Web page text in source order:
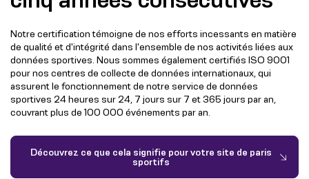
Notre certification témoigne de nos efforts incessants en matière
de qualité et d'intégrité dans l'ensemble de nos activités liées aux
données sportives. Nous sommes également certifiés ISO 9001
pour nos centres de collecte de données internationaux, qui
assurent le fonctionnement de notre service de données
sportives 24 heures sur 24, 7 jours sur 7 et 365 jours par an,
couvrant plus de 100 000 événements par an.
Découvrez ce que cela signifie pour votre site de paris
sportifs